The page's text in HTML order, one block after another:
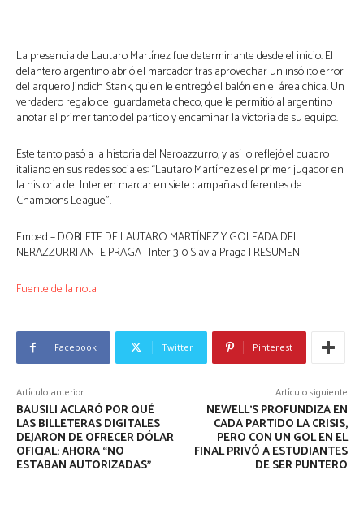
La presencia de Lautaro Martínez fue determinante desde el inicio. El
delantero argentino abrió el marcador tras aprovechar un insólito error
del arquero Jindich Stank, quien le entregó el balón en el área chica. Un
verdadero regalo del guardameta checo, que le permitió al argentino
anotar el primer tanto del partido y encaminar la victoria de su equipo.
Este tanto pasó a la historia del Neroazzurro, y así lo reflejó el cuadro
italiano en sus redes sociales: “Lautaro Martínez es el primer jugador en
la historia del Inter en marcar en siete campañas diferentes de
Champions League”.
Embed – DOBLETE DE LAUTARO MARTÍNEZ Y GOLEADA DEL
NERAZZURRI ANTE PRAGA | Inter 3-0 Slavia Praga | RESUMEN
Fuente de la nota
Facebook Twitter Pinterest
Artículo anterior
BAUSILI ACLARÓ POR QUÉ
LAS BILLETERAS DIGITALES
DEJARON DE OFRECER DÓLAR
OFICIAL: AHORA “NO
ESTABAN AUTORIZADAS”
Artículo siguiente
NEWELL’S PROFUNDIZA EN
CADA PARTIDO LA CRISIS,
PERO CON UN GOL EN EL
FINAL PRIVÓ A ESTUDIANTES
DE SER PUNTERO